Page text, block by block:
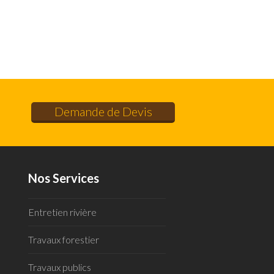
Demande de Devis
Nos Services
Entretien rivière
Travaux forestier
Travaux publics